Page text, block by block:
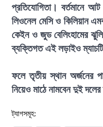
প্রতিযোগিতা। বর্তমানে
লিওনেল মেসি ও কিলিয়ান
কেইন ও জুড বেলিংহামের
ব্যক্তিগত এই লড়াইও
ফলে তৃতীয় স্থান অর্জনের
নিয়েও মাঠে নামবেন দুই
ট্যাগসমূহ: